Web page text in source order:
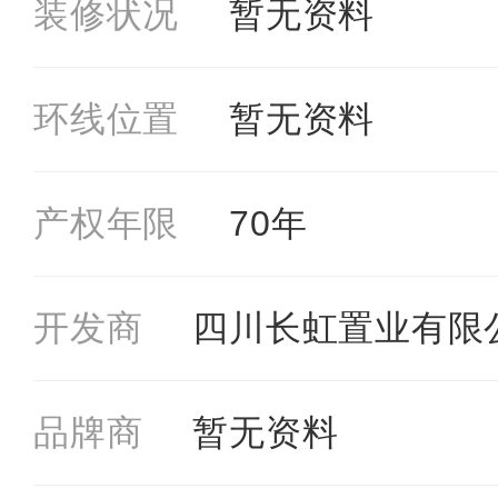
装修状况 暂⽆资料
环线位置 暂⽆资料
产权年限 70年
开发商 四川长虹置业有限
品牌商 暂⽆资料